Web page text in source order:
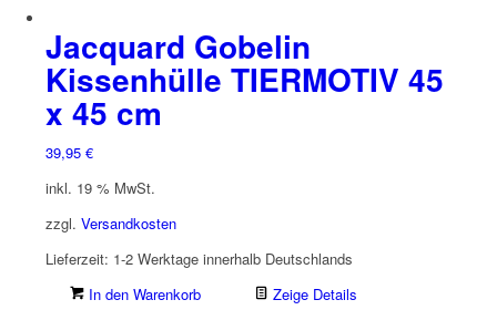
Jacquard Gobelin
Kissenhülle TIERMOTIV 45
x 45 cm
39,95 €
inkl. 19 % MwSt.
zzgl. Versandkosten
Lieferzeit: 1-2 Werktage innerhalb Deutschlands
In den Warenkorb
Zeige Details